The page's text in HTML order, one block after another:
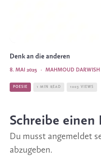
Denk an die anderen
MAHMOUD DARWISH
·
8. MAI 2025
POESIE 1 MIN READ 1003 VIEWS
Schreibe einen
Du musst angemeldet
abzugeben.